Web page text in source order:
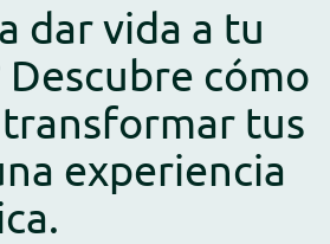
dar vida a tu
cómo
tus
experiencia